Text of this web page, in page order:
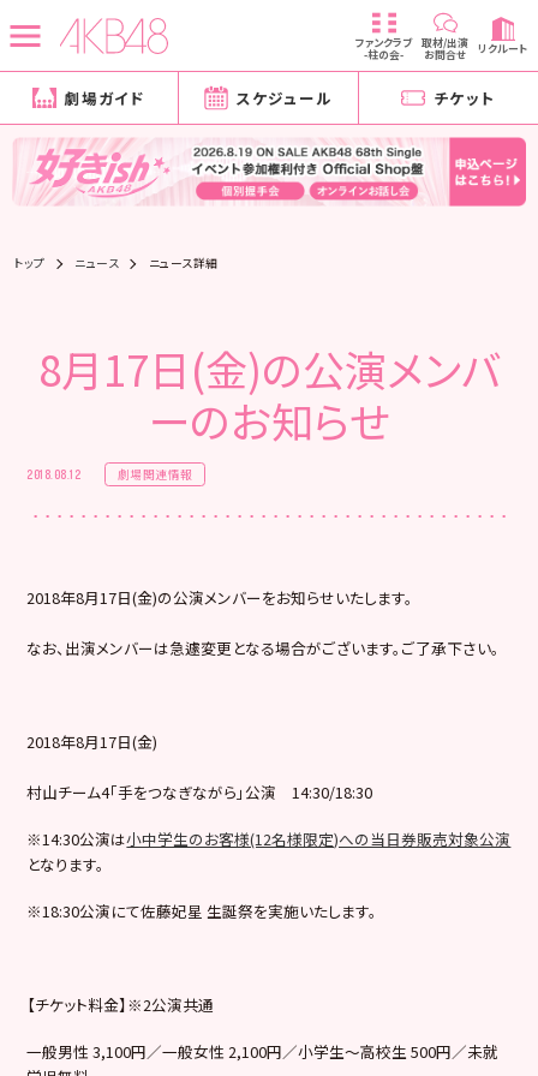
ファンクラブ
-柱の会-
取材/出演
お問合せ リクルート
劇場ガイド スケジュール チケット
トップ ニュース ニュース詳細
8月17日(金)の公演メンバ
ーのお知らせ
2018.08.12 劇場関連情報
2018年8月17日(金)の公演メンバーをお知らせいたします。
なお、出演メンバーは急遽変更となる場合がございます。ご了承下さい。
2018年8月17日(金)
村山チーム4「手をつなぎながら」公演 14:30/18:30
※14:30公演は小中学生のお客様(12名様限定)への当日券販売対象公演
となります。
※18:30公演にて佐藤妃星 生誕祭を実施いたします。
【チケット料金】※2公演共通
一般男性 3,100円／一般女性 2,100円／小学生～高校生 500円／未就